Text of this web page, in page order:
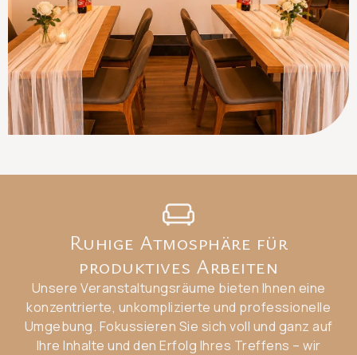
Ruhige Atmosphäre für
produktives Arbeiten
Unsere Veranstaltungsräume bieten Ihnen eine
konzentrierte, unkomplizierte und professionelle
Umgebung. Fokussieren Sie sich voll und ganz auf
Ihre Inhalte und den Erfolg Ihres Treffens – wir